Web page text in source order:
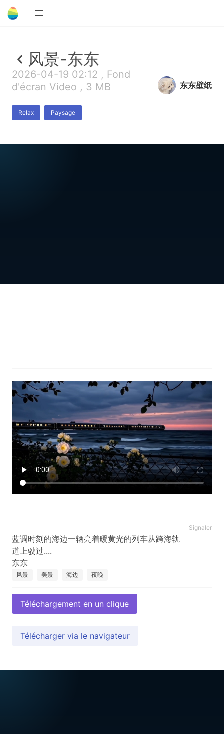
风景-东东
2026-04-19 02:12 , Fond
d'écran Video , 3 MB
Relax Paysage
东东壁纸
Signaler
蓝调时刻的海边一辆亮着暖黄光的列车从跨海轨
道上驶过....
风景 美景 海边 夜晚
Téléchargement en un clique
Télécharger via le navigateur